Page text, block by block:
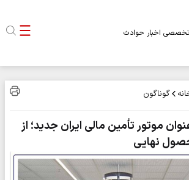
اخبار حوادث
گوناگون
موتور تأمین مالی ایران جدید؛ از
نهایی